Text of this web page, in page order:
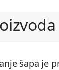
šapa je